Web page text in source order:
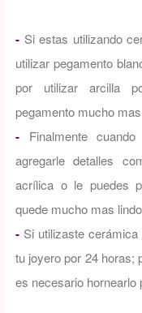
- Si estas utilizando
utilizar pegamento
por utilizar arcilla
pegamento mucho
- Finalmente
agregarle detalles
acrílica o le puedes
quede mucho mas
- Si utilizaste
tu joyero por 24 horas;
es necesario hornearlo